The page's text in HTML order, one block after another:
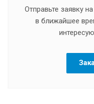
Отправьте заявку
в ближайшее